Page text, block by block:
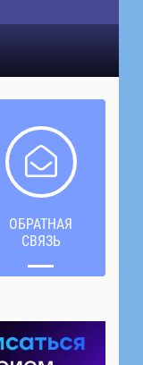
ОБРАТНАЯ
СВЯЗЬ